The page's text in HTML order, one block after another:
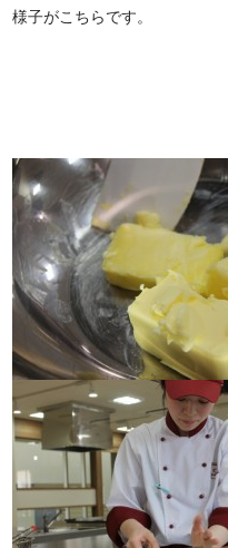
様子がこちらです。